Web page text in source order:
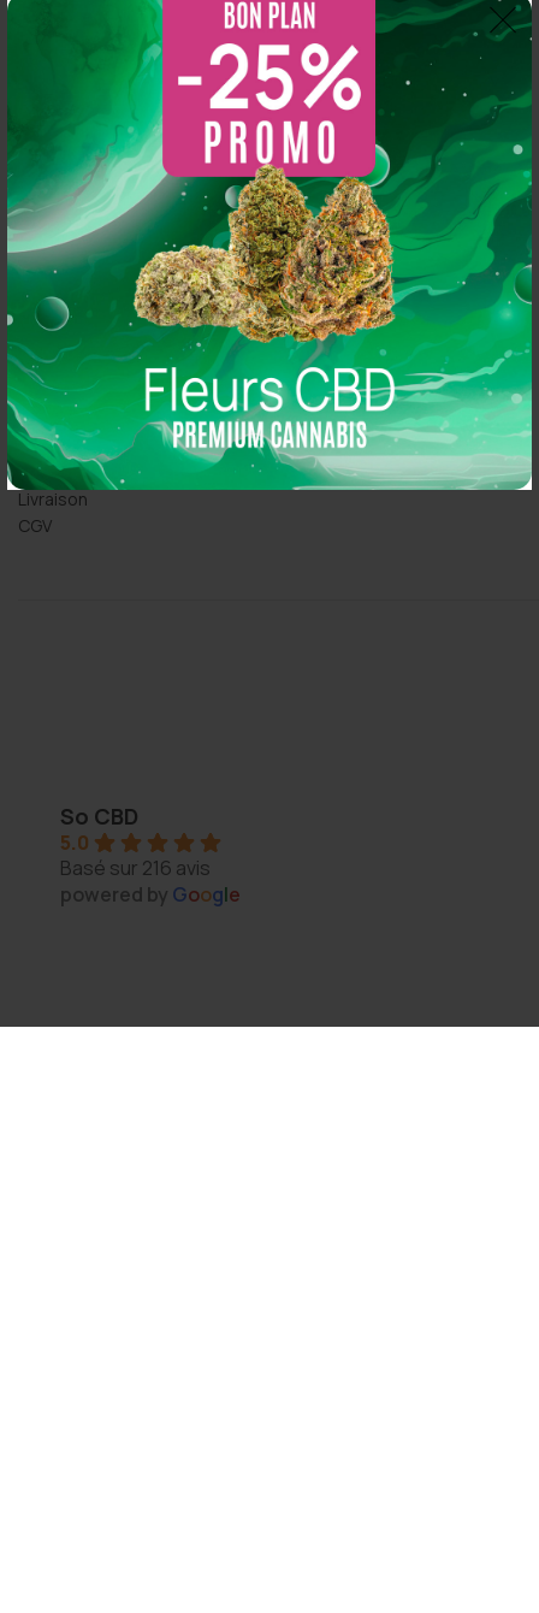
So CBD 21 Rue Simart, 75018 Paris
So CBD 36 Rue Oberkampf, 75011 Paris
PRODUITS CBD
Fleurs CBD
Pollen & Résine CBD
Huiles CBD
Concentré CBD
E-liquide CBD
ESPACE CLIENT
Click & Collect
Commandez en ligne
Contactez-nous
Mon compte
Livraison
CGV
So CBD
5.0
Basé sur 216 avis
powered by Google
Magasin au top, bonne variété et vendeur généreux
N'hésitez pas à y aller vous y trouverez de qualité